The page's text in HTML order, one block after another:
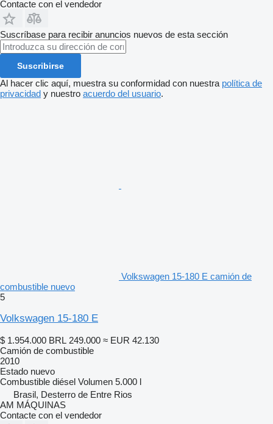
Contacte con el vendedor
Suscríbase para recibir anuncios nuevos de esta sección
Suscribirse
Al hacer clic aquí, muestra su conformidad con nuestra política de
privacidad y nuestro acuerdo del usuario.
Volkswagen 15-180 E camión de
combustible nuevo
5
Volkswagen 15-180 E
$ 1.954.000 BRL 249.000 ≈ EUR 42.130
Camión de combustible
2010
Estado nuevo
Combustible diésel Volumen 5.000 l
Brasil, Desterro de Entre Rios
AM MÁQUINAS
Contacte con el vendedor